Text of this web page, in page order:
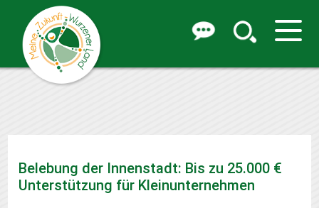
Belebung der Innenstadt: Bis zu 25.000 €
Unterstützung für Kleinunternehmen